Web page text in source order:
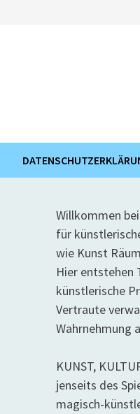
Willkommen
für
wie Kunst
Hier entstehen
künstlerische
Vertraute
Wahrnehmung
KUNST,
jenseits des
magisch-